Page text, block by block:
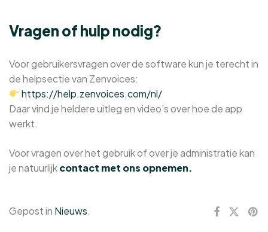
Vragen of hulp nodig?
Voor gebruikersvragen over de software kun je terecht in
de helpsectie van Zenvoices:
https://help.zenvoices.com/nl/
Daar vind je heldere uitleg en video’s over hoe de app
werkt.
Voor vragen over het gebruik of over je administratie kan
je natuurlijkcontact met ons opnemen.
Gepost in Nieuws.